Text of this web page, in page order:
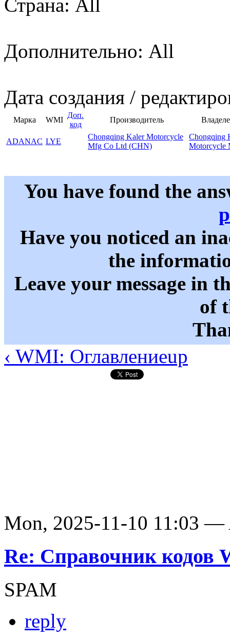
Страна: All
Дополнительно: All
Дата создания /
Марка WMI
Доп.
код
Производитель
ADANAC LYE
Chongqing Kaler Motorcycle
Mfg Co Ltd (CHN)
Chongqing
Motorcycle
You have found the
Have you noticed an
the
Leave your message in
of
‹ WMI: Оглавлениеup
Mon, 2025-11-10 11:03 —
Re: Справочник кодов
SPAM
reply